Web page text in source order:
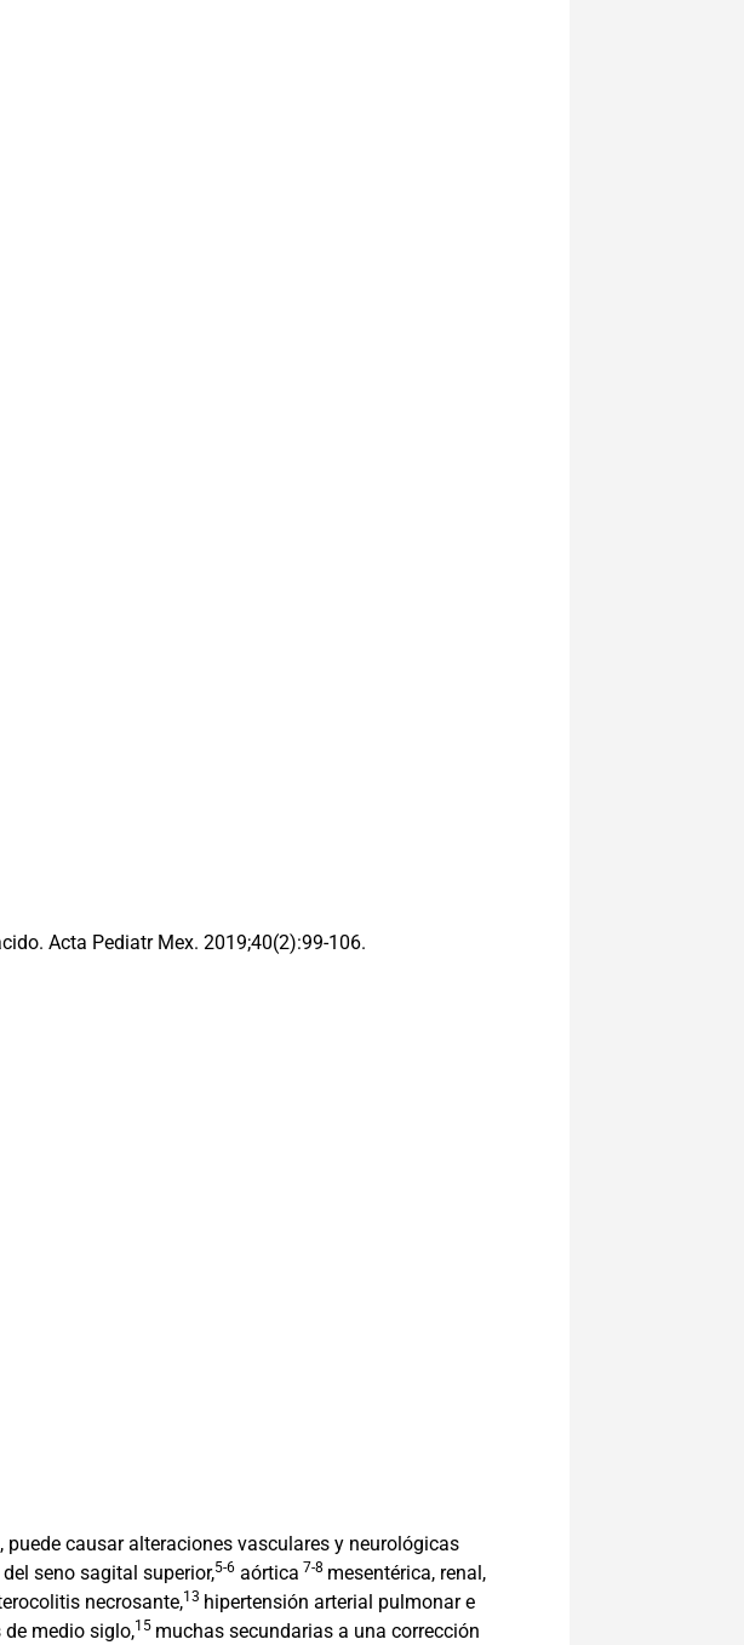
Acta Pediatr Mex. 2019;40(2):99-106.
causar alteraciones vasculares y neurológicas
seno sagital superior,5-6 aórtica 7-8 mesentérica, renal,
necrosante,13 hipertensión arterial pulmonar e
de medio siglo,15 muchas secundarias a una corrección